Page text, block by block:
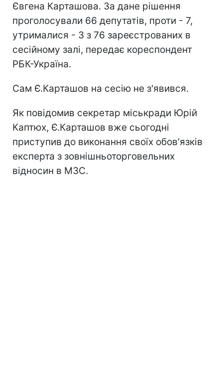
Євгена Карташова. За дане рішення
проголосували 66 депутатів, проти - 7,
утрималися - 3 з 76 зареєстрованих в
сесійному залі, передає кореспондент
РБК-Україна.
Сам Є.Карташов на сесію не з'явився.
Як повідомив секретар міськради Юрій
Каптюх, Є.Карташов вже сьогодні
приступив до виконання своїх обов'язків
експерта з зовнішньоторговельних
відносин в МЗС.